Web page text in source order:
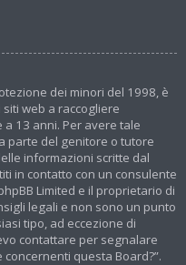
dei minori del 1998, è
web a raccogliere
13 anni. Per avere tale
parte del genitore o tutore
informazioni scritte dal
in contatto con un consulente
Limited e il proprietario di
legali e non sono un punto
tipo, ad eccezione di
contattare per segnalare
questa Board?”.